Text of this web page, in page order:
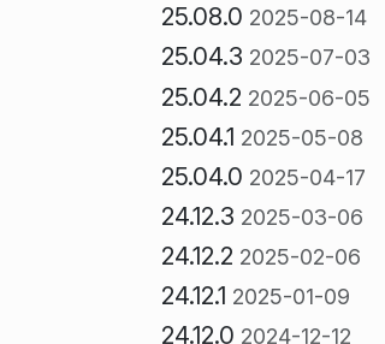
25.08.0 2025-08-14
25.04.3 2025-07-03
25.04.2 2025-06-05
25.04.1 2025-05-08
25.04.0 2025-04-17
24.12.3 2025-03-06
24.12.2 2025-02-06
24.12.1 2025-01-09
24.12.0 2024-12-12